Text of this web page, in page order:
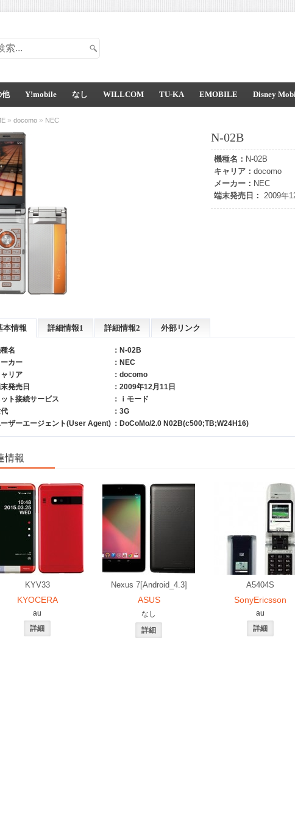
他 Y!mobile なし WILLCOM TU-KA EMOBILE Disney
» docomo » NEC
N-02B
機種名： N-02B
キャリア： docomo
メーカー： NEC
端末発売日： 2009年
本情報 詳細情報1 詳細情報2 外部リンク
名
：N-02B
カー
： NEC
リア
： docomo
発売日
：2009年12月11日
ト接続サービス
：ｉモード
：3G
ザーエージェント(User Agent) ：DoCoMo/2.0 N02B(c500;TB;W24H16)
情報
KYV33
KYOCERA
au
Nexus 7[Android_4.3]
ASUS
なし
A5404S
SonyEricsson
au